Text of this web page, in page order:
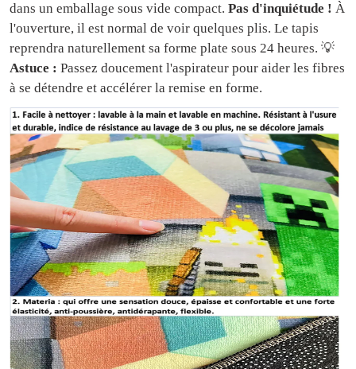
dans un emballage sous vide compact. Pas d'inquiétude ! À
l'ouverture, il est normal de voir quelques plis. Le tapis
reprendra naturellement sa forme plate sous 24 heures. 💡
Astuce : Passez doucement l'aspirateur pour aider les fibres
à se détendre et accélérer la remise en forme.